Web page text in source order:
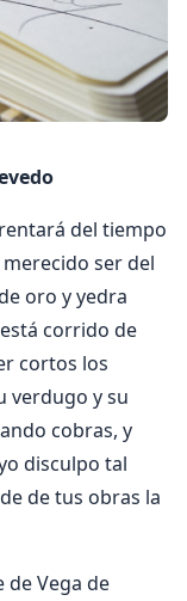
del tiempo
ser del
oro y yedra
corrido de
cortos los
verdugo y su
cobras, y
disculpo tal
de tus obras la
de Vega de